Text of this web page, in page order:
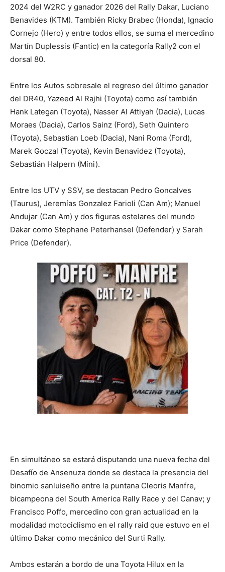
2024 del W2RC y ganador 2026 del Rally Dakar, Luciano
Benavides (KTM). También Ricky Brabec (Honda), Ignacio
Cornejo (Hero) y entre todos ellos, se suma el mercedino
Martín Duplessis (Fantic) en la categoría Rally2 con el
dorsal 80.
Entre los Autos sobresale el regreso del último ganador
del DR40, Yazeed Al Rajhi (Toyota) como así también
Hank Lategan (Toyota), Nasser Al Attiyah (Dacia), Lucas
Moraes (Dacia), Carlos Sainz (Ford), Seth Quintero
(Toyota), Sebastian Loeb (Dacia), Nani Roma (Ford),
Marek Goczal (Toyota), Kevin Benavidez (Toyota),
Sebastián Halpern (Mini).
Entre los UTV y SSV, se destacan Pedro Goncalves
(Taurus), Jeremías Gonzalez Farioli (Can Am); Manuel
Andujar (Can Am) y dos figuras estelares del mundo
Dakar como Stephane Peterhansel (Defender) y Sarah
Price (Defender).
En simultáneo se estará disputando una nueva fecha del
Desafío de Ansenuza donde se destaca la presencia del
binomio sanluiseño entre la puntana Cleoris Manfre,
bicampeona del South America Rally Race y del Canav; y
Francisco Poffo, mercedino con gran actualidad en la
modalidad motociclismo en el rally raid que estuvo en el
último Dakar como mecánico del Surti Rally.
Ambos estarán a bordo de una Toyota Hilux en la